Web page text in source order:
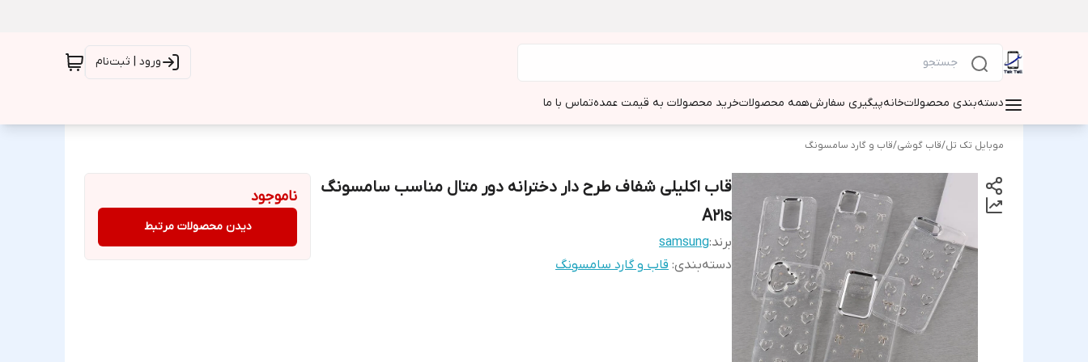
ورود | ثبت‌نام
دسته‌بندی محصولاتخانهپیگیری سفارشهمه محصولاتخرید محصولات به قیمت عمدهتماس با ما
موبایل تک تل/قاب گوشی/قاب و گارد سامسونگ
قاب اکلیلی شفاف طرح دار دخترانه دور متال مناسب سامسونگ
A21s
برند:samsung
دسته‌بندی: قاب و گارد سامسونگ
ناموجود
دیدن محصولات مرتبط